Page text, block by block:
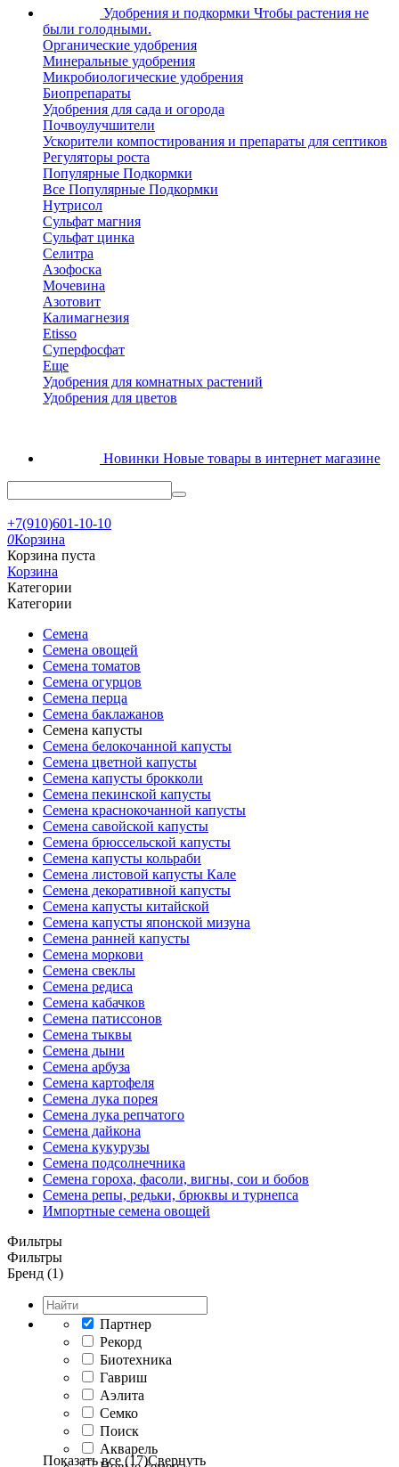
Удобрения и подкормки Чтобы растения не
были голодными.
Органические удобрения
Минеральные удобрения
Микробиологические удобрения
Биопрепараты
Удобрения для сада и огорода
Почвоулучшители
Ускорители компостирования и препараты для септиков
Регуляторы роста
Популярные Подкормки
Все Популярные Подкормки
Нутрисол
Сульфат магния
Сульфат цинка
Селитра
Азофоска
Мочевина
Азотовит
Калимагнезия
Etisso
Суперфосфат
Еще
Удобрения для комнатных растений
Удобрения для цветов
Новинки Новые товары в интернет магазине
+7(910)601-10-10
0Корзина
Корзина пуста
Корзина
Категории
Категории
Семена
Семена овощей
Семена томатов
Семена огурцов
Семена перца
Семена баклажанов
Семена капусты
Семена белокочанной капусты
Семена цветной капусты
Семена капусты брокколи
Семена пекинской капусты
Семена краснокочанной капусты
Семена савойской капусты
Семена брюссельской капусты
Семена капусты кольраби
Семена листовой капусты Кале
Семена декоративной капусты
Семена капусты китайской
Семена капусты японской мизуна
Семена ранней капусты
Семена моркови
Семена свеклы
Семена редиса
Семена кабачков
Семена патиссонов
Семена тыквы
Семена дыни
Семена арбуза
Семена картофеля
Семена лука порея
Семена лука репчатого
Семена дайкона
Семена кукурузы
Семена подсолнечника
Семена гороха, фасоли, вигны, сои и бобов
Семена репы, редьки, брюквы и турнепса
Импортные семена овощей
Фильтры
Фильтры
Бренд (1)
Партнер
Рекорд
Биотехника
Гавриш
Аэлита
Семко
Поиск
Акварель
Показать все (17)Свернуть